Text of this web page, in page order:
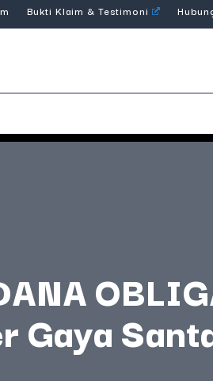
Bukti Klaim & Testimoni
Gaya